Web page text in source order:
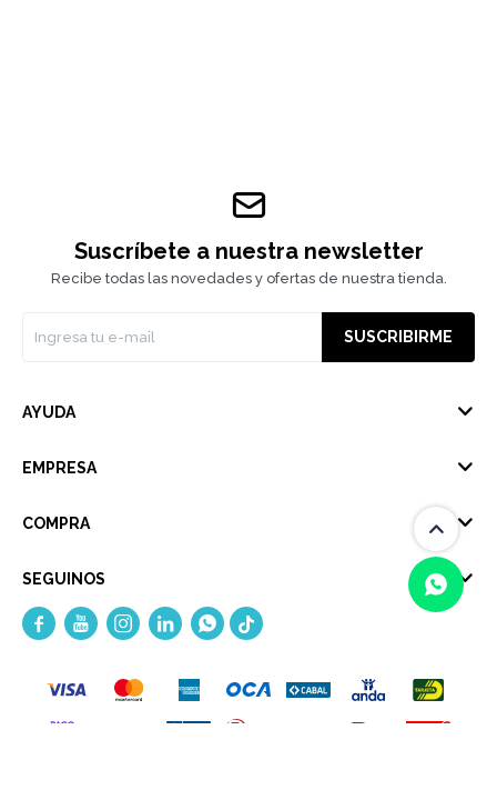
(0/4)
Suscríbete a nuestra newsletter
Recibe todas las novedades y ofertas de nuestra tienda.
SUSCRIBIRME
AYUDA
EMPRESA
COMPRA
SEGUINOS
    